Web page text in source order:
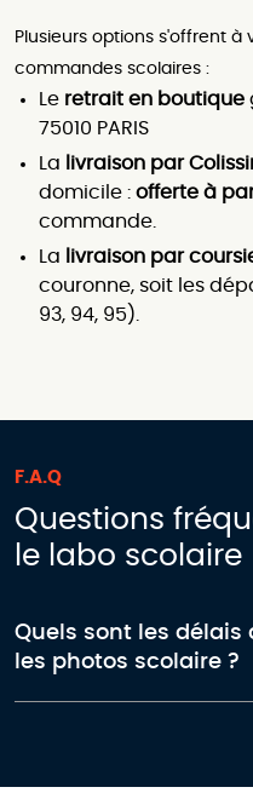
Plusieurs options s'offrent
commandes scolaires :
Le retrait en boutique
75010 PARIS
La
livraison par
domicile : offerte à
commande.
La
livraison par
couronne, soit les
93, 94, 95).
F.A.Q
Questions fréquentes sur
le labo scolaire
Quels sont les
les photos scolaire ?